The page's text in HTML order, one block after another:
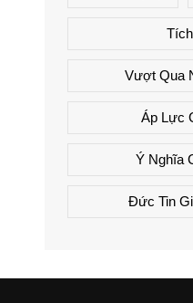
Vượt Qua
Áp Lực
Ý Nghĩa
Đức Tin